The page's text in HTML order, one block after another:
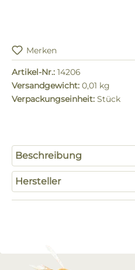
Merken
Artikel-Nr.: 14206
Versandgewicht: 0,01 kg
Verpackungseinheit: Stück
Beschreibung
Hersteller